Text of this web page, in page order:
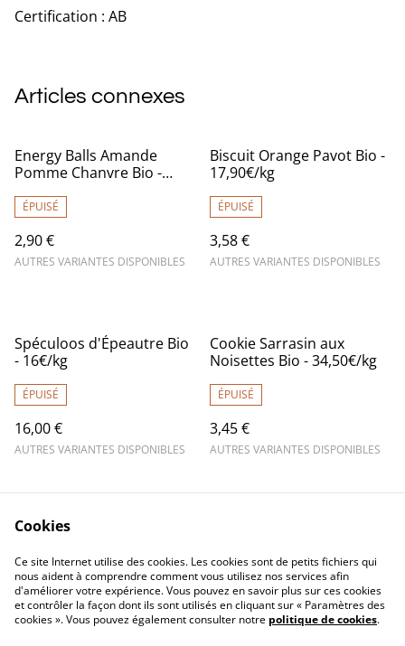
Certification : AB
Articles connexes
Energy Balls Amande
Pomme Chanvre Bio -
ÉPUISÉ
2,90 €
AUTRES VARIANTES DISPONIBLES
Biscuit Orange Pavot Bio -
17,90€/kg
ÉPUISÉ
3,58 €
AUTRES VARIANTES DISPONIBLES
Spéculoos d'Épeautre Bio
- 16€/kg
ÉPUISÉ
16,00 €
AUTRES VARIANTES DISPONIBLES
Cookie Sarrasin aux
Noisettes Bio - 34,50€/kg
ÉPUISÉ
3,45 €
AUTRES VARIANTES DISPONIBLES
Contactez-nous
Mentions légales
Conditions générales
de vente
Politique de
confidentialité
Cookies
Ce site Internet utilise des cookies. Les cookies sont de petits fichiers qui
nous aident à comprendre comment vous utilisez nos services afin
d'améliorer votre expérience. Vous pouvez en savoir plus sur ces cookies
et contrôler la façon dont ils sont utilisés en cliquant sur « Paramètres des
cookies ». Vous pouvez également consulter notre politique de cookies.